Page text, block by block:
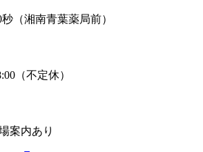
（湘南青葉薬局前）
（不定休）
案内あり